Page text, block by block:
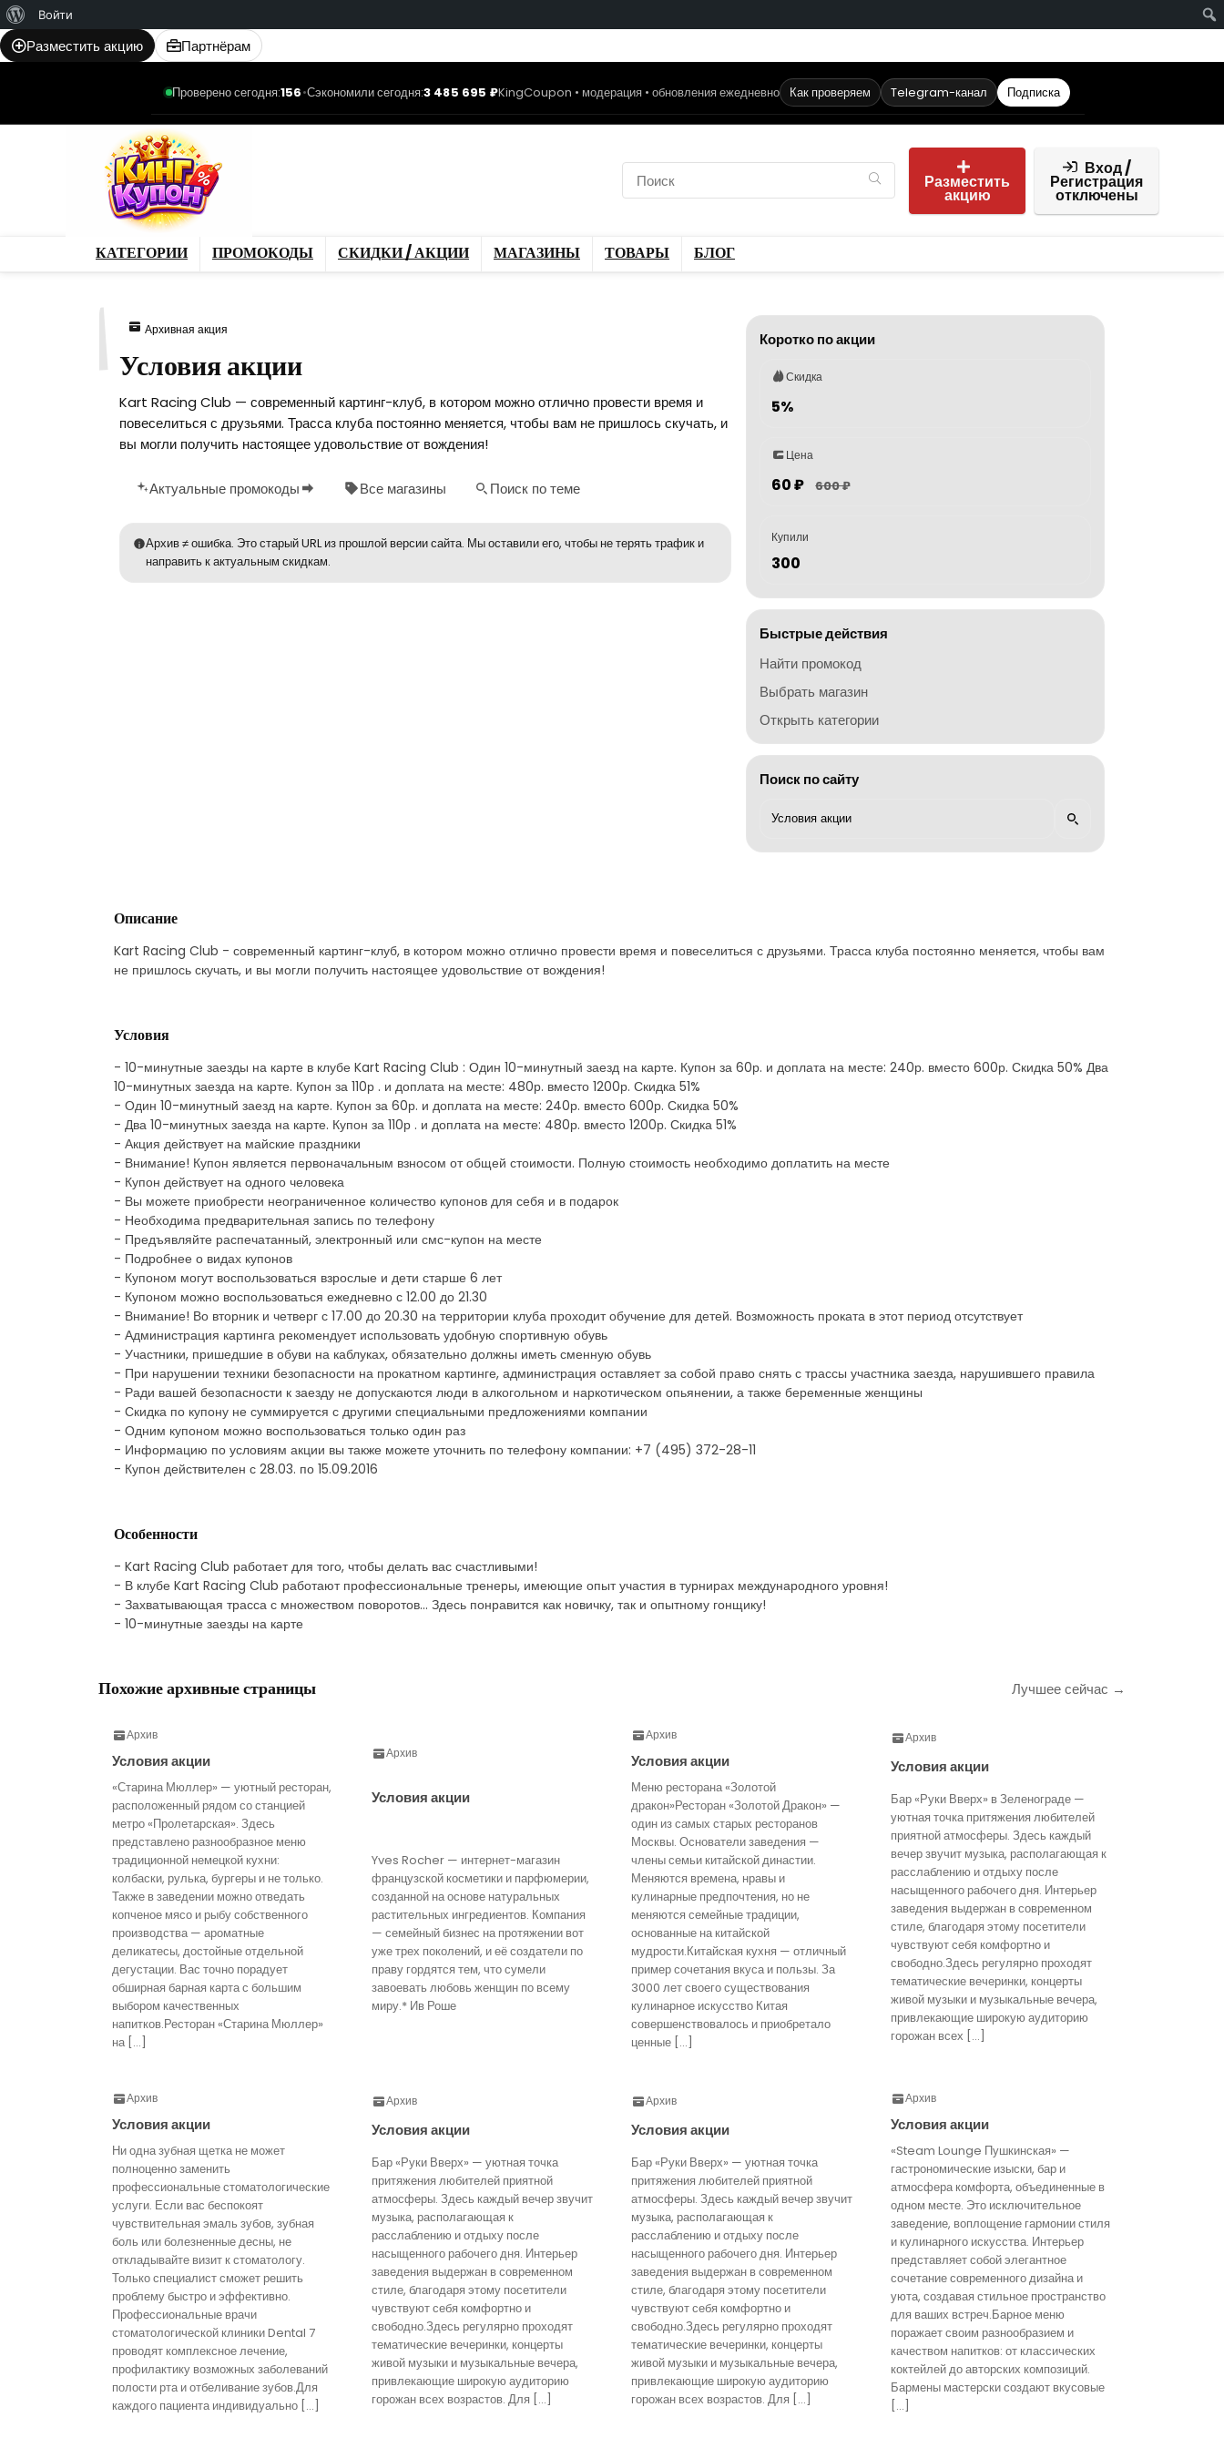
WordPress
Войти
Разместить акцию Партнёрам
Проверено сегодня:156•Сэкономили сегодня:3 485 695 ₽KingCoupon • модерация • обновления ежедневно Как проверяем Telegram-канал Подписка
Разместить
акцию
Вход /
Регистрация
отключены
КАТЕГОРИИ ПРОМОКОДЫ СКИДКИ / АКЦИИ МАГАЗИНЫ ТОВАРЫ БЛОГ
Архивная акция
Условия акции
Kart Racing Club — современный картинг-клуб, в котором можно отлично провести время и
повеселиться с друзьями. Трасса клуба постоянно меняется, чтобы вам не пришлось скучать, и
вы могли получить настоящее удовольствие от вождения!
Актуальные промокоды Все магазины Поиск по теме
Архив ≠ ошибка. Это старый URL из прошлой версии сайта. Мы оставили его, чтобы не терять трафик и
направить к актуальным скидкам.
Коротко по акции
Скидка
5%
Цена
60 ₽ 600 ₽
Купили
300
Быстрые действия
Найти промокод
Выбрать магазин
Открыть категории
Поиск по сайту
Описание
Kart Racing Club - современный картинг-клуб, в котором можно отлично провести время и повеселиться с друзьями. Трасса клуба постоянно меняется, чтобы вам
не пришлось скучать, и вы могли получить настоящее удовольствие от вождения!
Условия
- 10-минутные заезды на карте в клубе Kart Racing Club : Один 10-минутный заезд на карте. Купон за 60р. и доплата на месте: 240р. вместо 600р. Скидка 50% Два
10-минутных заезда на карте. Купон за 110р . и доплата на месте: 480р. вместо 1200р. Скидка 51%
- Один 10-минутный заезд на карте. Купон за 60р. и доплата на месте: 240р. вместо 600р. Скидка 50%
- Два 10-минутных заезда на карте. Купон за 110р . и доплата на месте: 480р. вместо 1200р. Скидка 51%
- Акция действует на майские праздники
- Внимание! Купон является первоначальным взносом от общей стоимости. Полную стоимость необходимо доплатить на месте
- Купон действует на одного человека
- Вы можете приобрести неограниченное количество купонов для себя и в подарок
- Необходима предварительная запись по телефону
- Предъявляйте распечатанный, электронный или смс-купон на месте
- Подробнее о видах купонов
- Купоном могут воспользоваться взрослые и дети старше 6 лет
- Купоном можно воспользоваться ежедневно с 12.00 до 21.30
- Внимание! Во вторник и четверг с 17.00 до 20.30 на территории клуба проходит обучение для детей. Возможность проката в этот период отсутствует
- Администрация картинга рекомендует использовать удобную спортивную обувь
- Участники, пришедшие в обуви на каблуках, обязательно должны иметь сменную обувь
- При нарушении техники безопасности на прокатном картинге, администрация оставляет за собой право снять с трассы участника заезда, нарушившего правила
- Ради вашей безопасности к заезду не допускаются люди в алкогольном и наркотическом опьянении, а также беременные женщины
- Скидка по купону не суммируется с другими специальными предложениями компании
- Одним купоном можно воспользоваться только один раз
- Информацию по условиям акции вы также можете уточнить по телефону компании: +7 (495) 372-28-11
- Купон действителен с 28.03. по 15.09.2016
Особенности
- Kart Racing Club работает для того, чтобы делать вас счастливыми!
- В клубе Kart Racing Club работают профессиональные тренеры, имеющие опыт участия в турнирах международного уровня!
- Захватывающая трасса с множеством поворотов... Здесь понравится как новичку, так и опытному гонщику!
- 10-минутные заезды на карте
Похожие архивные страницы Лучшее сейчас →
Архив
Условия акции
«Старина Мюллер» — уютный ресторан,
расположенный рядом со станцией
метро «Пролетарская». Здесь
представлено разнообразное меню
традиционной немецкой кухни:
колбаски, рулька, бургеры и не только.
Также в заведении можно отведать
копченое мясо и рыбу собственного
производства — ароматные
деликатесы, достойные отдельной
дегустации. Вас точно порадует
обширная барная карта с большим
выбором качественных
напитков.Ресторан «Старина Мюллер»
на […]
Архив
Условия акции
Yves Rocher — интернет-магазин
французской косметики и парфюмерии,
созданной на основе натуральных
растительных ингредиентов. Компания
— семейный бизнес на протяжении вот
уже трех поколений, и её создатели по
праву гордятся тем, что сумели
завоевать любовь женщин по всему
миру.* Ив Роше
Архив
Условия акции
Меню ресторана «Золотой
дракон»Ресторан «Золотой Дракон» —
один из самых старых ресторанов
Москвы. Основатели заведения —
члены семьи китайской династии.
Меняются времена, нравы и
кулинарные предпочтения, но не
меняются семейные традиции,
основанные на китайской
мудрости.Китайская кухня — отличный
пример сочетания вкуса и пользы. За
3000 лет своего существования
кулинарное искусство Китая
совершенствовалось и приобретало
ценные […]
Архив
Условия акции
Бар «Руки Вверх» в Зеленограде —
уютная точка притяжения любителей
приятной атмосферы. Здесь каждый
вечер звучит музыка, располагающая к
расслаблению и отдыху после
насыщенного рабочего дня. Интерьер
заведения выдержан в современном
стиле, благодаря этому посетители
чувствуют себя комфортно и
свободно.Здесь регулярно проходят
тематические вечеринки, концерты
живой музыки и музыкальные вечера,
привлекающие широкую аудиторию
горожан всех […]
Архив
Условия акции
Ни одна зубная щетка не может
полноценно заменить
профессиональные стоматологические
услуги. Если вас беспокоят
чувствительная эмаль зубов, зубная
боль или болезненные десны, не
откладывайте визит к стоматологу.
Только специалист сможет решить
проблему быстро и эффективно.
Профессиональные врачи
стоматологической клиники Dental 7
проводят комплексное лечение,
профилактику возможных заболеваний
полости рта и отбеливание зубов.Для
каждого пациента индивидуально […]
Архив
Условия акции
Бар «Руки Вверх» — уютная точка
притяжения любителей приятной
атмосферы. Здесь каждый вечер звучит
музыка, располагающая к
расслаблению и отдыху после
насыщенного рабочего дня. Интерьер
заведения выдержан в современном
стиле, благодаря этому посетители
чувствуют себя комфортно и
свободно.Здесь регулярно проходят
тематические вечеринки, концерты
живой музыки и музыкальные вечера,
привлекающие широкую аудиторию
горожан всех возрастов. Для […]
Архив
Условия акции
Бар «Руки Вверх» — уютная точка
притяжения любителей приятной
атмосферы. Здесь каждый вечер звучит
музыка, располагающая к
расслаблению и отдыху после
насыщенного рабочего дня. Интерьер
заведения выдержан в современном
стиле, благодаря этому посетители
чувствуют себя комфортно и
свободно.Здесь регулярно проходят
тематические вечеринки, концерты
живой музыки и музыкальные вечера,
привлекающие широкую аудиторию
горожан всех возрастов. Для […]
Архив
Условия акции
«Steam Lounge Пушкинская» —
гастрономические изыски, бар и
атмосфера комфорта, объединенные в
одном месте. Это исключительное
заведение, воплощение гармонии стиля
и кулинарного искусства. Интерьер
представляет собой элегантное
сочетание современного дизайна и
уюта, создавая стильное пространство
для ваших встреч.Барное меню
поражает своим разнообразием и
качеством напитков: от классических
коктейлей до авторских композиций.
Бармены мастерски создают вкусовые
[…]